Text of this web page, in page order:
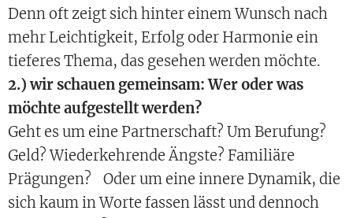
Denn oft zeigt sich hinter einem Wunsch nach
mehr Leichtigkeit, Erfolg oder Harmonie ein
tieferes Thema, das gesehen werden möchte.
2.) wir schauen gemeinsam: Wer oder was
möchte aufgestellt werden?
Geht es um eine Partnerschaft? Um Berufung?
Geld? Wiederkehrende Ängste? Familiäre
Prägungen? Oder um eine innere Dynamik, die
sich kaum in Worte fassen lässt und dennoch